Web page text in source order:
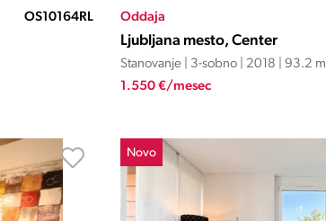
OS10164RL Oddaja
Ljubljana mesto, Center
Stanovanje | 3-sobno | 2018 | 93.2 m
1.550 €/mesec
Novo